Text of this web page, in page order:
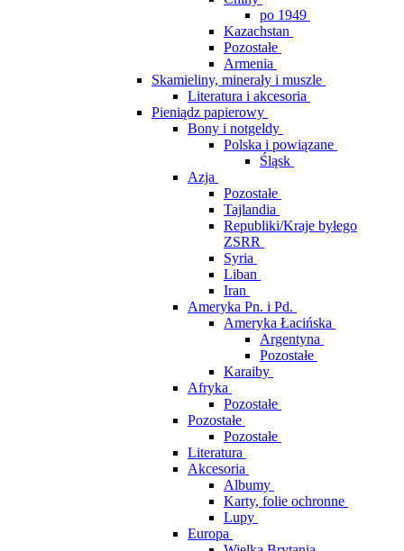
po 1949
Kazachstan
Pozostałe
Armenia
Skamieliny, minerały i muszle
Literatura i akcesoria
Pieniądz papierowy
Bony i notgeldy
Polska i powiązane
Śląsk
Azja
Pozostałe
Tajlandia
Republiki/Kraje byłego
ZSRR
Syria
Liban
Iran
Ameryka Pn. i Pd.
Ameryka Łacińska
Argentyna
Pozostałe
Karaiby
Afryka
Pozostałe
Pozostałe
Pozostałe
Literatura
Akcesoria
Albumy
Karty, folie ochronne
Lupy
Europa